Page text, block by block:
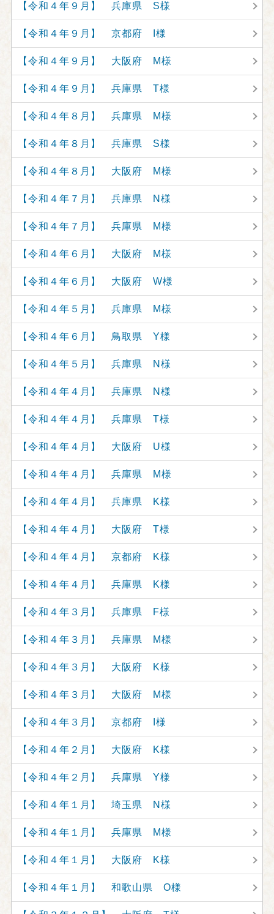
【令和４年９月】 兵庫県 S様
【令和４年９月】 京都府 I様
【令和４年９月】 大阪府 M様
【令和４年９月】 兵庫県 T様
【令和４年８月】 兵庫県 M様
【令和４年８月】 兵庫県 S様
【令和４年８月】 大阪府 M様
【令和４年７月】 兵庫県 N様
【令和４年７月】 兵庫県 M様
【令和４年６月】 大阪府 M様
【令和４年６月】 大阪府 W様
【令和４年５月】 兵庫県 M様
【令和４年６月】 鳥取県 Y様
【令和４年５月】 兵庫県 N様
【令和４年４月】 兵庫県 N様
【令和４年４月】 兵庫県 T様
【令和４年４月】 大阪府 U様
【令和４年４月】 兵庫県 M様
【令和４年４月】 兵庫県 K様
【令和４年４月】 大阪府 T様
【令和４年４月】 京都府 K様
【令和４年４月】 兵庫県 K様
【令和４年３月】 兵庫県 F様
【令和４年３月】 兵庫県 M様
【令和４年３月】 大阪府 K様
【令和４年３月】 大阪府 M様
【令和４年３月】 京都府 I様
【令和４年２月】 大阪府 K様
【令和４年２月】 兵庫県 Y様
【令和４年１月】 埼玉県 N様
【令和４年１月】 兵庫県 M様
【令和４年１月】 大阪府 K様
【令和４年１月】 和歌山県 O様